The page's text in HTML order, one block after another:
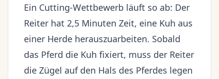
Ein Cutting-Wettbewerb läuft so ab: Der
Reiter hat 2,5 Minuten Zeit, eine Kuh aus
einer Herde herauszuarbeiten. Sobald
das Pferd die Kuh fixiert, muss der Reiter
die Zügel auf den Hals des Pferdes legen